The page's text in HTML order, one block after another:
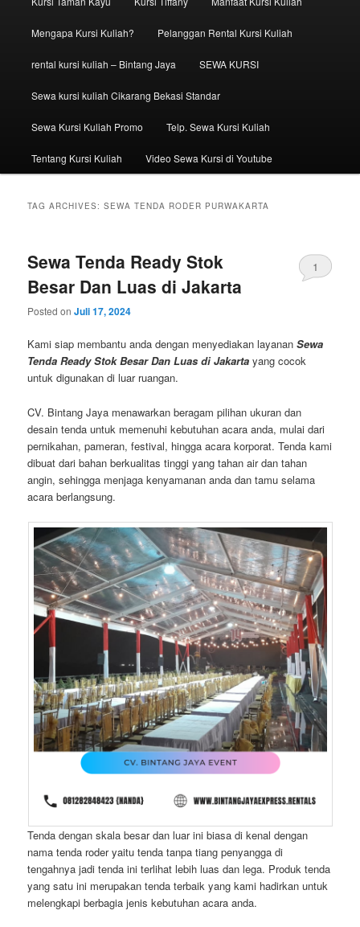
Mengapa Kursi Kuliah? Pelanggan Rental Kursi Kuliah
rental kursi kuliah – Bintang Jaya SEWA KURSI
Sewa kursi kuliah Cikarang Bekasi Standar
Sewa Kursi Kuliah Promo Telp. Sewa Kursi Kuliah
Tentang Kursi Kuliah Video Sewa Kursi di Youtube
TAG ARCHIVES:SEWA TENDA RODER PURWAKARTA
Sewa Tenda Ready Stok
Besar Dan Luas di Jakarta
Posted onJuli 17, 2024
1
Kami siap membantu anda dengan menyediakan layananSewa
Tenda Ready Stok Besar Dan Luas di Jakarta yang cocok
untuk digunakan di luar ruangan.
CV. Bintang Jaya menawarkan beragam pilihan ukuran dan
desain tenda untuk memenuhi kebutuhan acara anda, mulai dari
pernikahan, pameran, festival, hingga acara korporat. Tenda kami
dibuat dari bahan berkualitas tinggi yang tahan air dan tahan
angin, sehingga menjaga kenyamanan anda dan tamu selama
acara berlangsung.
Tenda dengan skala besar dan luar ini biasa di kenal dengan
nama tenda roder yaitu tenda tanpa tiang penyangga di
tengahnya jadi tenda ini terlihat lebih luas dan lega. Produk tenda
yang satu ini merupakan tenda terbaik yang kami hadirkan untuk
melengkapi berbagia jenis kebutuhan acara anda.